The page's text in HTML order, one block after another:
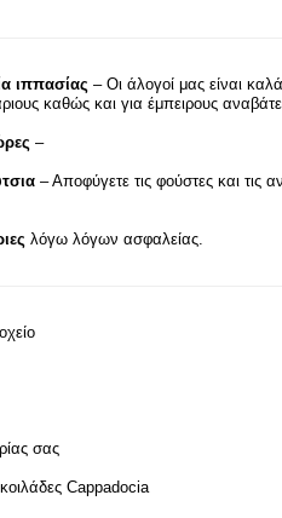
ιππασίας – Οι άλογοί μας είναι καλά
καθώς και για έμπειρους
–
– Αποφύγετε τις φούστες και τις
λόγω λόγων ασφαλείας.
σας
Cappadocia